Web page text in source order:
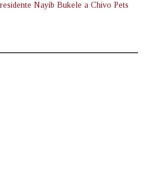
Nayib Bukele a Chivo Pets